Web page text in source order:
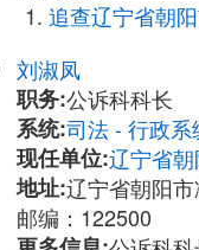
追查辽宁省朝
刘淑凤
职务:公诉科科长
系统:司法 - 行政系
现任单位:辽宁省
地址:辽宁省朝阳
邮编：122500